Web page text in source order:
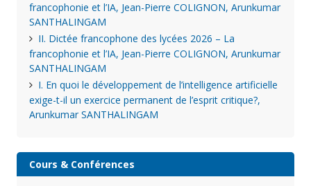
francophonie et l’IA, Jean-Pierre COLIGNON, Arunkumar
SANTHALINGAM
II. Dictée francophone des lycées 2026 – La
francophonie et l’IA, Jean-Pierre COLIGNON, Arunkumar
SANTHALINGAM
I. En quoi le développement de l’intelligence artificielle
exige-t-il un exercice permanent de l’esprit critique?,
Arunkumar SANTHALINGAM
Cours & Conférences